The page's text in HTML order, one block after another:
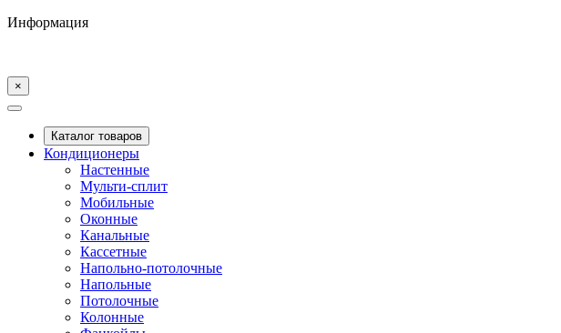
Информация
×
Каталог товаров
Кондиционеры
Настенные
Мульти-сплит
Мобильные
Оконные
Канальные
Кассетные
Напольно-потолочные
Напольные
Потолочные
Колонные